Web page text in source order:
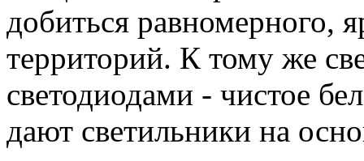
добиться равномерного,
территорий. К тому же
светодиодами - чистое
дают светильники на